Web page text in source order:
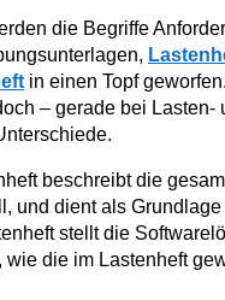
die Begriffe
in einen Topf
– gerade bei
beschreibt die
und dient als
stellt die
wie die im Lastenheft